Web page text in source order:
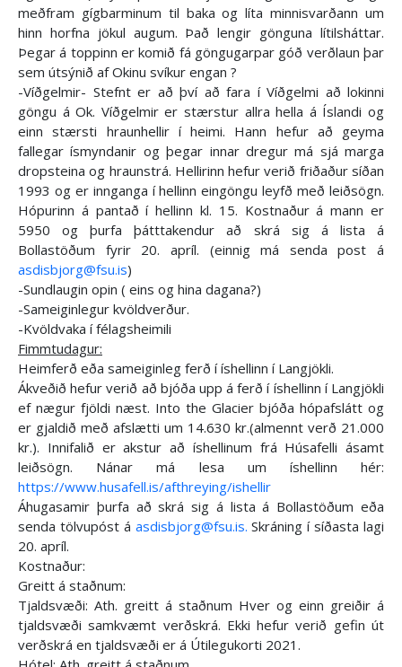
meðfram gígbarminum til baka og líta minnisvarðann um
hinn horfna jökul augum. Það lengir gönguna lítilsháttar.
Þegar á toppinn er komið fá göngugarpar góð verðlaun þar
sem útsýnið af Okinu svíkur engan ?
-Víðgelmir- Stefnt er að því að fara í Víðgelmi að lokinni
göngu á Ok. Víðgelmir er stærstur allra hella á Íslandi og
einn stærsti hraunhellir í heimi. Hann hefur að geyma
fallegar ísmyndanir og þegar innar dregur má sjá marga
dropsteina og hraunstrá. Hellirinn hefur verið friðaður síðan
1993 og er innganga í hellinn eingöngu leyfð með leiðsögn.
Hópurinn á pantað í hellinn kl. 15. Kostnaður á mann er
5950 og þurfa þátttakendur að skrá sig á lista á
Bollastöðum fyrir 20. apríl. (einnig má senda post á
asdisbjorg@fsu.is)
-Sundlaugin opin ( eins og hina dagana?)
-Sameiginlegur kvöldverður.
-Kvöldvaka í félagsheimili
Fimmtudagur:
Heimferð eða sameiginleg ferð í íshellinn í Langjökli.
Ákveðið hefur verið að bjóða upp á ferð í íshellinn í Langjökli
ef nægur fjöldi næst. Into the Glacier bjóða hópafslátt og
er gjaldið með afslætti um 14.630 kr.(almennt verð 21.000
kr.). Innifalið er akstur að íshellinum frá Húsafelli ásamt
leiðsögn. Nánar má lesa um íshellinn hér:
https://www.husafell.is/afthreying/ishellir
Áhugasamir þurfa að skrá sig á lista á Bollastöðum eða
senda tölvupóst á asdisbjorg@fsu.is. Skráning í síðasta lagi
20. apríl.
Kostnaður:
Greitt á staðnum:
Tjaldsvæði: Ath. greitt á staðnum Hver og einn greiðir á
tjaldsvæði samkvæmt verðskrá. Ekki hefur verið gefin út
verðskrá en tjaldsvæði er á Útilegukorti 2021.